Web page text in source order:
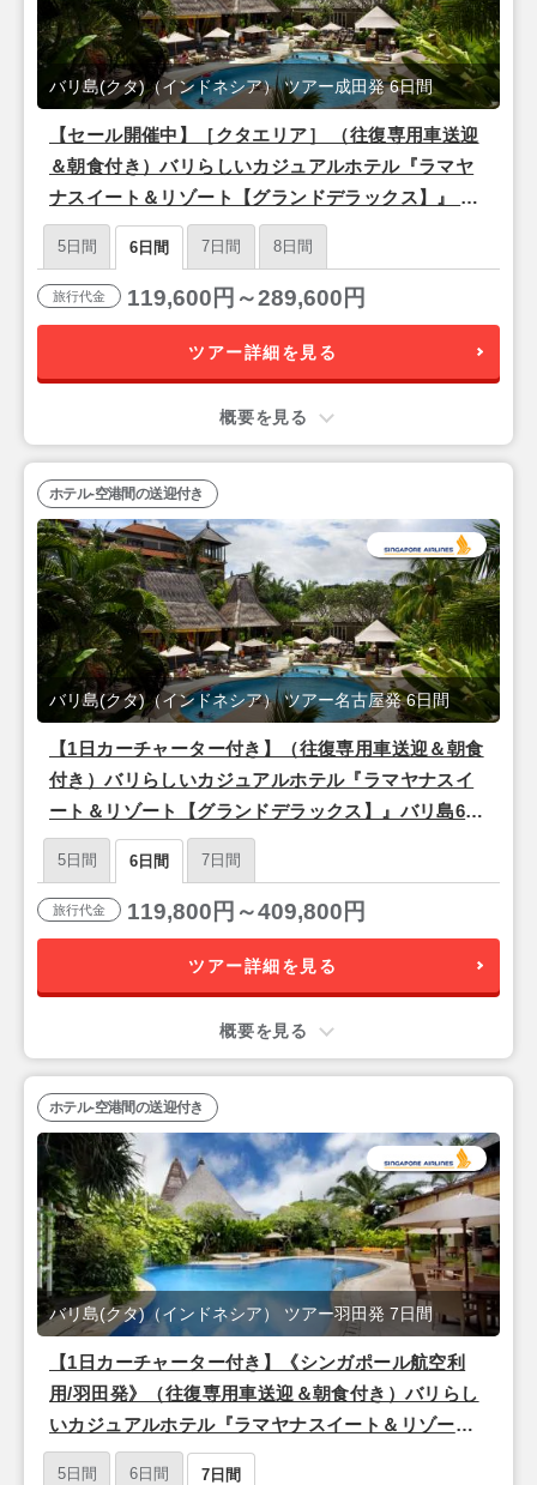
【セール開催中】［クタエリア］ （往復専用車送迎
＆朝食付き）バリらしいカジュアルホテル『ラマヤ
ナスイート＆リゾート【グランドデラックス】』 バ
リ島3泊6日 【マレーシア航空で行く/成田発】
バリ島(クタ)（インドネシア） ツアー成田発 6日間
5日間 6日間 7日間 8日間
旅行代金 119,600円～289,600円
ツアー詳細を見る
概要を見る
【1日カーチャーター付き】（往復専用車送迎＆朝食
付き）バリらしいカジュアルホテル『ラマヤナスイ
ート＆リゾート【グランドデラックス】』バリ島6日
間＜シンガポール航空/名古屋発＞
バリ島(クタ)（インドネシア） ツアー名古屋発 6日間
ホテル-空港間の送迎付き
5日間 6日間 7日間
旅行代金 119,800円～409,800円
ツアー詳細を見る
概要を見る
【1日カーチャーター付き】《シンガポール航空利
用/羽田発》（往復専用車送迎＆朝食付き）バリらし
いカジュアルホテル『ラマヤナスイート＆リゾート
【グランドデラックス】』バリ島7日間
バリ島(クタ)（インドネシア） ツアー羽田発 7日間
ホテル-空港間の送迎付き
5日間 6日間 7日間